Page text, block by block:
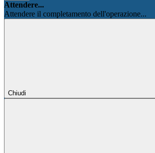
Attendere...
Attendere il completamento dell'operazione...
Chiudi